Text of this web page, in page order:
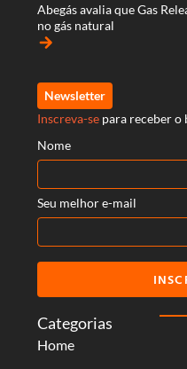
Categorias
Home
Abegás avalia que Gas
no gás natural
arrow_forward
Newsletter
Inscreva-se para receber o
Nome
Seu melhor e-mail